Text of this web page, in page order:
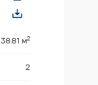
38.81 м2
2